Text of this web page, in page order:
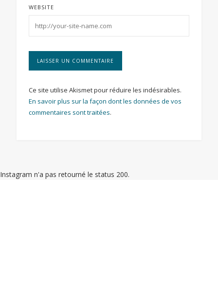
WEBSITE
Ce site utilise Akismet pour réduire les indésirables.
En savoir plus sur la façon dont les données de vos
commentaires sont traitées.
Instagram n'a pas retourné le status 200.